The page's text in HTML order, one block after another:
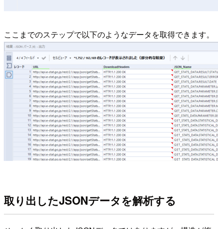
ここまでのステップで以下のようなデータを取得できます。
取り出したJSONデータを解析する